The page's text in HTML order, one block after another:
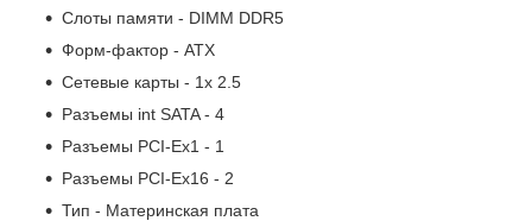
Слоты памяти - DIMM DDR5
Форм-фактор - ATX
Сетевые карты - 1x 2.5
Разъемы int SATA - 4
Разъемы PCI-Ex1 - 1
Разъемы PCI-Ex16 - 2
Тип - Материнская плата